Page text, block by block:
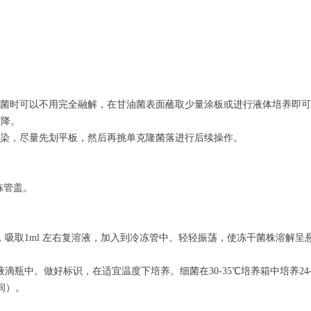
时可以不用完全融解，在甘油菌表面蘸取少量涂板或进行液体培养即
。
，尽量先划平板，然后再挑单克隆菌落进行后续操作。
盖。
吸取 1ml 左右复溶液，加入到冷冻管中。轻轻振荡，使冻干菌株溶解呈
瓶中。做好标识，在适宜温度下培养。细菌在30-35℃培养箱中培养
。